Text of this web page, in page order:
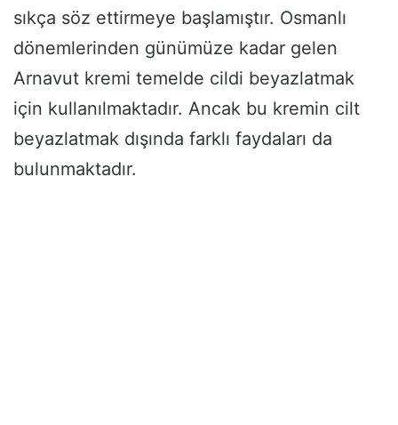
sıkça söz ettirmeye başlamıştır. Osmanlı
dönemlerinden günümüze kadar gelen
Arnavut kremi temelde cildi beyazlatmak
için kullanılmaktadır. Ancak bu kremin cilt
beyazlatmak dışında farklı faydaları da
bulunmaktadır.